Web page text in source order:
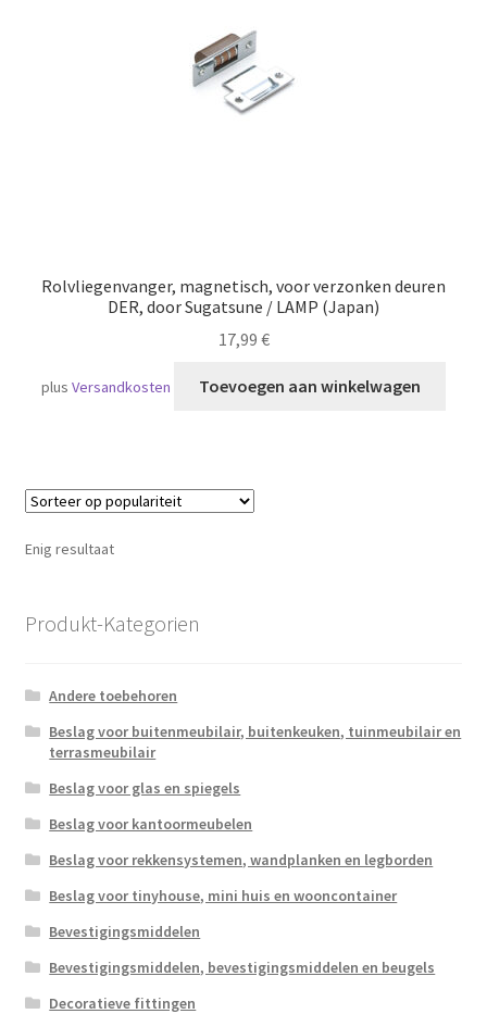
Rolvliegenvanger, magnetisch, voor verzonken deuren
DER, door Sugatsune / LAMP (Japan)
17,99 €
plusVersandkosten Toevoegen aan winkelwagen
Enig resultaat
Produkt-Kategorien
Andere toebehoren
Beslag voor buitenmeubilair, buitenkeuken, tuinmeubilair en
terrasmeubilair
Beslag voor glas en spiegels
Beslag voor kantoormeubelen
Beslag voor rekkensystemen, wandplanken en legborden
Beslag voor tinyhouse, mini huis en wooncontainer
Bevestigingsmiddelen
Bevestigingsmiddelen, bevestigingsmiddelen en beugels
Decoratieve fittingen